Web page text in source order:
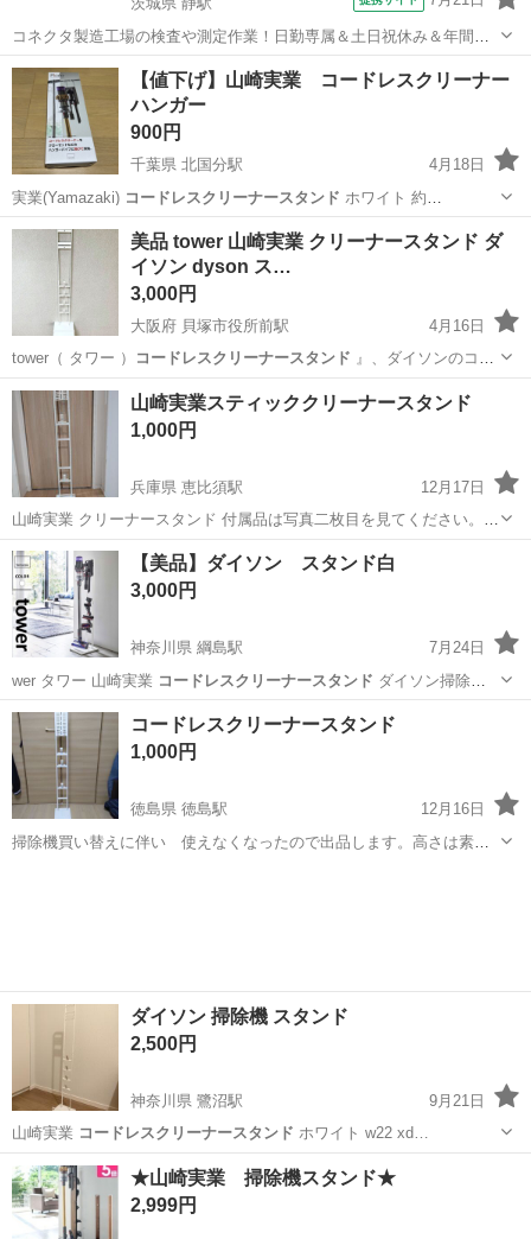
コネクタ製造工場の検査や測定作業！日勤専属＆土日祝休み＆年間休
日128日★クリーンルーム内作業★マイカー通勤OK＆無料駐車場あり
★就業先食堂利用可！日払い制度あり！《茨城県常陸大宮市》 人気の
工場のお仕事 ◇コネクタ製造工...
茨城 常陸大宮市 静駅 その他
【値下げ】山崎実業 コードレスクリーナー
ハンガー
900円
千葉県 北国分駅
4月18日
実業(Yamazaki) コードレスクリーナースタンド ホワイト 約
W22XD2…
千葉 市川市 北国分駅 その他
コードレスクリーナースタンド
美品 tower 山崎実業 クリーナースタンド ダ
イソン dyson ス…
3,000円
大阪府 貝塚市役所前駅
4月16日
tower（ タワー ）
コードレスクリーナースタンド 』、ダイソンのコー
ドレス…
大阪 貝塚市 貝塚市役所前駅 生活家電 ダイソン
山崎実業スティッククリーナースタンド
1,000円
兵庫県 恵比須駅
12月17日
山崎実業 クリーナースタンド 付属品は写真二枚目を見てください。
少し傷があります。 4年ほど使っていたと思いますが、お掃除ロボッ
トがメインでコードレスクリーナーを使う頻度がほぼなく、動かなく
なったので、スタンドをお...
兵庫 三木市 恵比須駅 クリーナー
【美品】ダイソン スタンド白
3,000円
神奈川県 綱島駅
7月24日
wer タワー 山崎実業 コードレスクリーナースタンド ダイソン掃除機
スタンド
神奈川 横浜市 綱島駅 収納家具 ダイソン
コードレスクリーナースタンド
1,000円
徳島県 徳島駅
12月16日
掃除機買い替えに伴い 使えなくなったので出品します。高さは素人
ダイソン 掃除機 スタンド
2,500円
神奈川県 鷺沼駅
9月21日
山崎実業 コードレスクリーナースタンド ホワイト w22 xd…
神奈川 川崎市 鷺沼駅 収納家具 ダイソン
★山崎実業 掃除機スタンド★
2,999円